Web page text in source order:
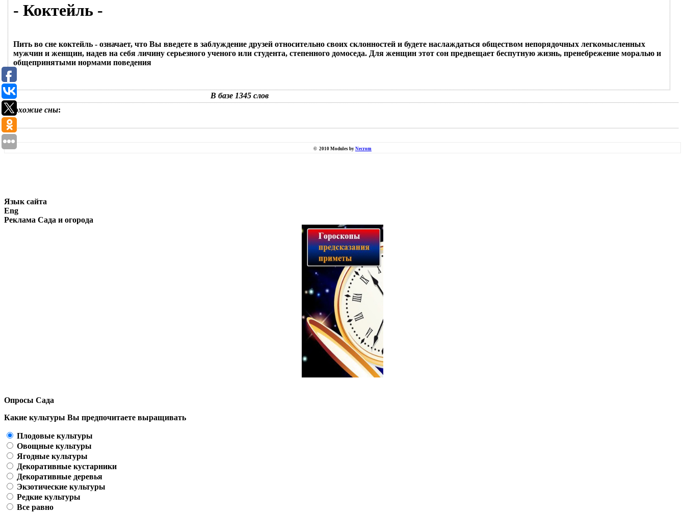
- Коктейль -
Пить во сне коктейль - означает, что Вы введете в заблуждение друзей относительно своих склонностей и будете наслаждаться обществом непорядочных легкомысленных
мужчин и женщин, надев на себя личину серьезного ученого или студента, степенного домоседа. Для женщин этот сон предвещает беспутную жизнь, пренебрежение моралью и
общепринятыми нормами поведения
В базе 1345 слов
Похожие сны:
© 2010 Modules by Necrom
Язык сайта
Eng
Реклама Сада и огорода
Опросы Сада
Какие культуры Вы предпочитаете выращивать
Плодовые культуры
Овощные культуры
Ягодные культуры
Декоративные кустарники
Декоративные деревья
Экзотические культуры
Редкие культуры
Все равно